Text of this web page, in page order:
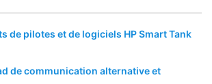
de pilotes et de logiciels HP Smart Tank
de communication alternative et